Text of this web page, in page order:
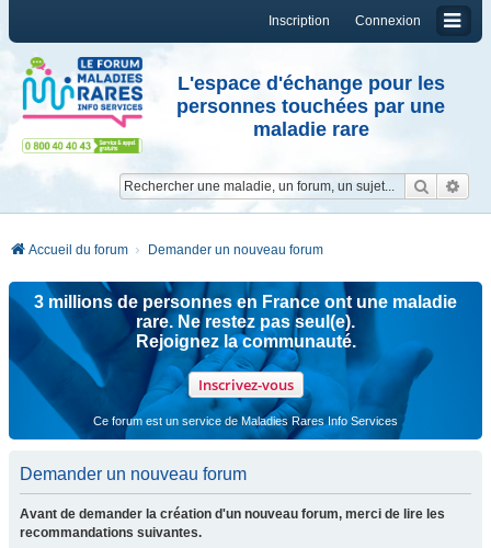
Connexion
Inscription
L'espace d'échange pour les
personnes touchées par une
maladie rare
Accueil du forum Demander un nouveau forum
3 millions de personnes en France ont une maladie
rare. Ne restez pas seul(e).
Rejoignez la communauté.
Inscrivez-vous
Ce forum est un service de Maladies Rares Info Services
Demander un nouveau forum
Avant de demander la création d'un nouveau forum, merci de lire les
recommandations suivantes.